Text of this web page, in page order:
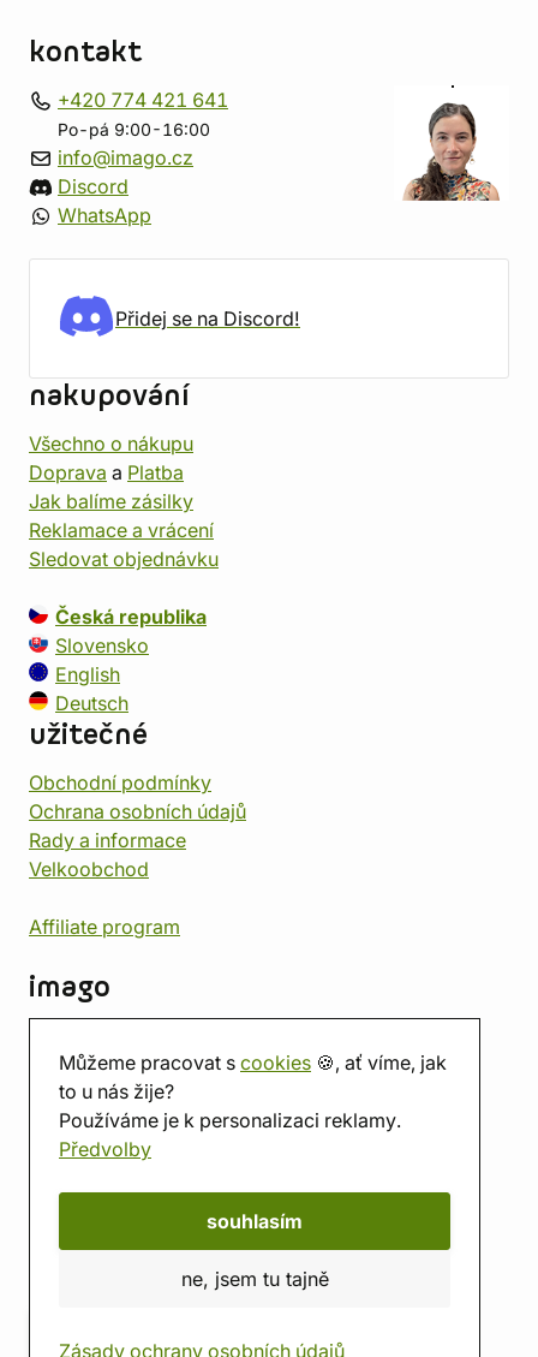
Můžeme pracovat s cookies 🍪, ať víme, jak
to u nás žije?
Používáme je k personalizaci reklamy.
Předvolby
souhlasím
ne, jsem tu tajně
Zásady ochrany osobních údajů
kontakt
+420 774 421 641
Po-pá 9:00-16:00
info@imago.cz
Discord
WhatsApp
Přidej se na Discord!
nakupování
Všechno o nákupu
Doprava a Platba
Jak balíme zásilky
Reklamace a vrácení
Sledovat objednávku
Česká republika
Slovensko
English
Deutsch
užitečné
Obchodní podmínky
Ochrana osobních údajů
Rady a informace
Velkoobchod
Affiliate program
imago
Prodejna
Herna
O nás
Hodnocení obchodu